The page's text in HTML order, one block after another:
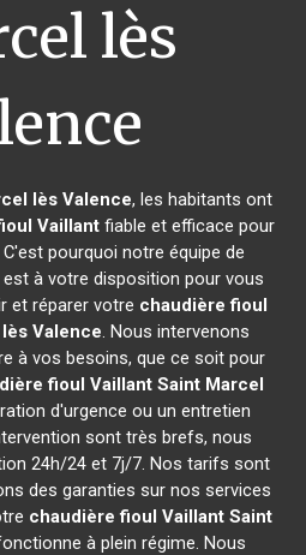
lès
lès Valence, les habitants ont
Vaillantfiable et efficace pour
pourquoi notre équipe de
à votre disposition pour vous
et réparer votre chaudière fioul
Valence. Nous intervenons
à vos besoins, que ce soit pour
fioul Vaillant Saint Marcel
d'urgence ou un entretien
sont très brefs, nous
24h/24 et 7j/7. Nos tarifs sont
des garanties sur nos services
chaudière fioul Vaillant Saint
à plein régime. Nous